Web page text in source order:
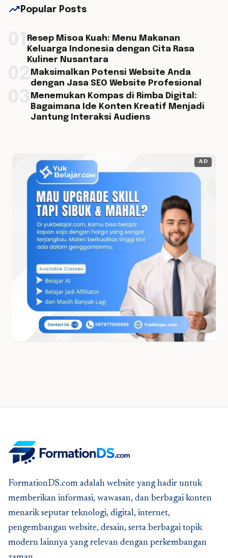
trending_up Popular Posts
Resep Misoa Kuah: Menu Makanan
Keluarga Indonesia dengan Cita Rasa
Kuliner Nusantara
Maksimalkan Potensi Website Anda
dengan Jasa SEO Website Profesional
Menemukan Kompas di Rimba Digital:
Bagaimana Ide Konten Kreatif Menjadi
Jantung Interaksi Audiens
AD
FormationDS.com adalah website yang hadir untuk
memberikan informasi, wawasan, dan berbagai konten
menarik seputar teknologi, digital, internet,
pengembangan website, desain, serta berbagai topik
modern lainnya yang relevan dengan perkembangan